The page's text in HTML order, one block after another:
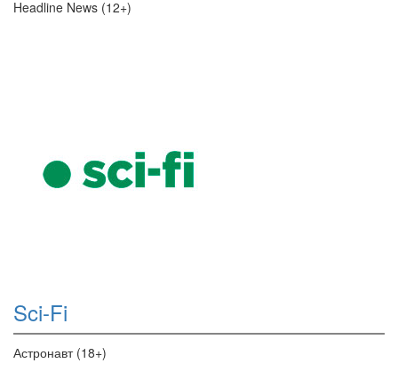
Headline News (12+)
Sci-Fi
Астронавт (18+)